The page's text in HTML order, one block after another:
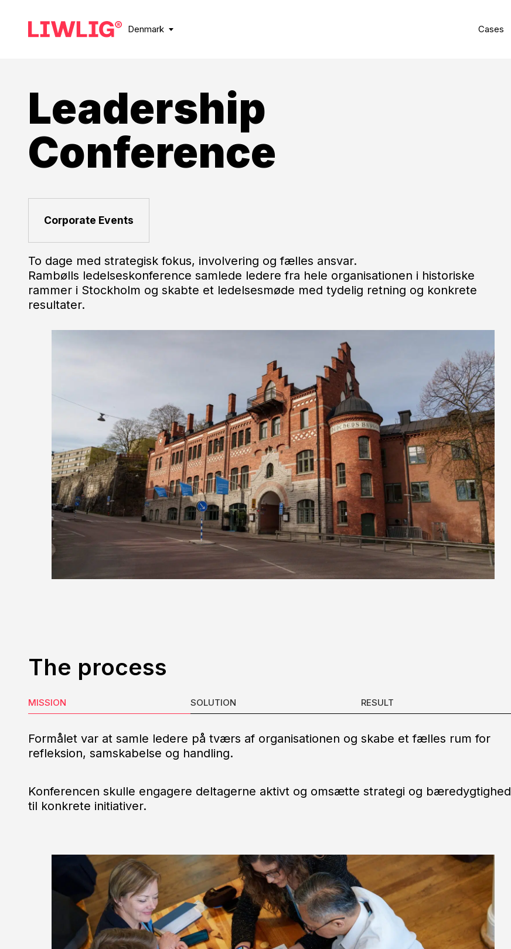
Denmark Cases
Leadership
Conference
Corporate Events
To dage med strategisk fokus, involvering og fælles ansvar.
Rambølls ledelseskonference samlede ledere fra hele organisationen i historiske
rammer i Stockholm og skabte et ledelsesmøde med tydelig retning og konkrete
resultater.
The process
MISSION SOLUTION RESULT
Formålet var at samle ledere på tværs af organisationen og skabe et fælles rum for
refleksion, samskabelse og handling.
Konferencen skulle engagere deltagerne aktivt og omsætte strategi og bæredygtighed
til konkrete initiativer.